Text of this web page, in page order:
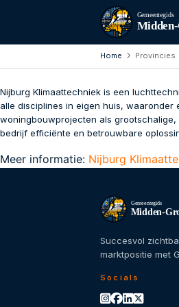
Gemeentegids
Home Provincies
Nijburg Klimaattechniek is een
alle disciplines in eigen huis, waaronder
woningbouwprojecten als
bedrijf efficiënte en betrouwbare
Meer informatie: Nijburg
Gemeentegids
Midden-
Succesvol
marktpositie met
Socials